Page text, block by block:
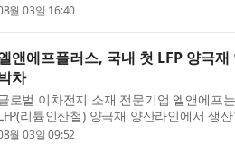
특화 노인일자리 아이템인 ‘시니어 로컬
월 03일 16:40
앤에프플러스, 국내 첫 LFP 양극
차
로벌 이차전지 소재 전문기업 엘앤에프
리튬인산철) 양극재 양산라인에서 생
량은 양산라인의 램프업(Ramp-up, 생
월 03일 09:52